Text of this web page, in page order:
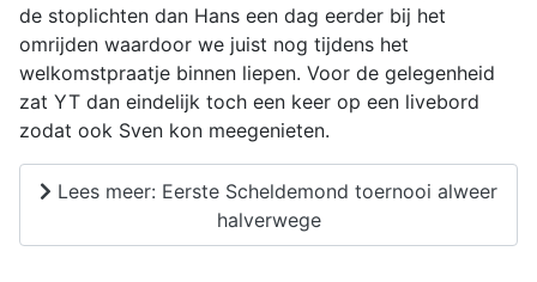
de stoplichten dan Hans een dag eerder bij het
omrijden waardoor we juist nog tijdens het
welkomstpraatje binnen liepen. Voor de gelegenheid
zat YT dan eindelijk toch een keer op een livebord
zodat ook Sven kon meegenieten.
Lees meer: Eerste Scheldemond toernooi alweer
halverwege